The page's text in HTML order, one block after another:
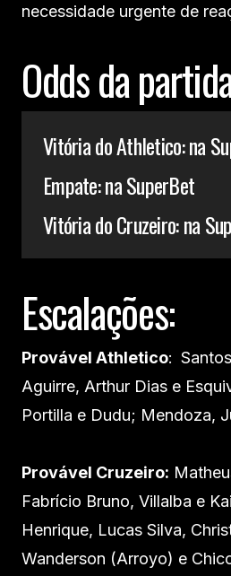
necessidade urgente de
Odds da
Vitória do Athletico: na
Empate: na SuperBet
Vitória do Cruzeiro: na
Escalações:
Provável Athletico:
Aguirre, Arthur Dias e
Portilla e Dudu; Mendoza,
Provável Cruzeiro:
Fabrício Bruno, Villalba e
Henrique, Lucas Silva,
Wanderson (Arroyo) e